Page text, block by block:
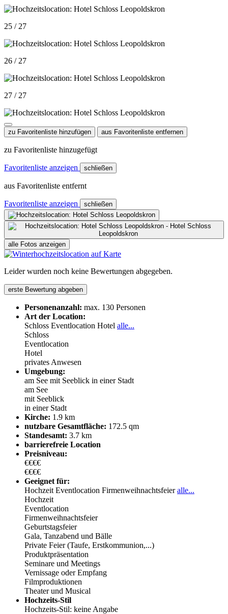
25 / 27
26 / 27
27 / 27
zu Favoritenliste hinzufügen aus Favoritenliste entfernen
zu Favoritenliste hinzugefügt
Favoritenliste anzeigen schließen
aus Favoritenliste entfernt
Favoritenliste anzeigen schließen
alle Fotos anzeigen
Leider wurden noch keine Bewertungen abgegeben.
erste Bewertung abgeben
Personenanzahl: max. 130 Personen
Art der Location:
Schloss Eventlocation Hotel alle...
Schloss
Eventlocation
Hotel
privates Anwesen
Umgebung:
am See mit Seeblick in einer Stadt
am See
mit Seeblick
in einer Stadt
Kirche: 1.9 km
nutzbare Gesamtfläche: 172.5 qm
Standesamt: 3.7 km
barrierefreie Location
Preisniveau:
€€€€
€€€€
Geeignet für:
Hochzeit Eventlocation Firmenweihnachtsfeieralle...
Hochzeit
Eventlocation
Firmenweihnachtsfeier
Geburtstagsfeier
Gala, Tanzabend und Bälle
Private Feier (Taufe, Erstkommunion,...)
Produktpräsentation
Seminare und Meetings
Vernissage oder Empfang
Filmproduktionen
Theater und Musical
Hochzeits-Stil
Hochzeits-Stil: keine Angabe